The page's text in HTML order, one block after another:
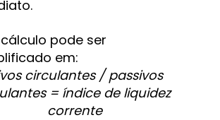
pode ser
em:
circulantes / passivos
= índice de liquidez
corrente